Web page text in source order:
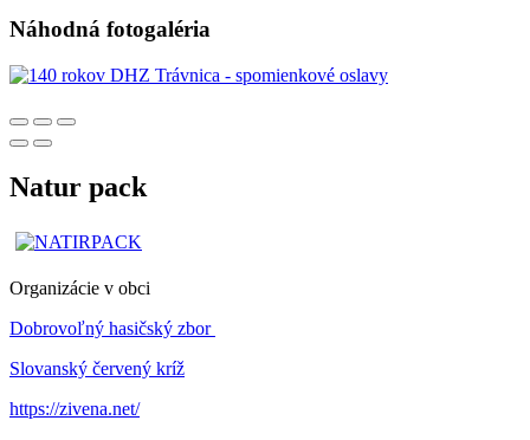
Náhodná fotogaléria
Natur pack
Organizácie v obci
Dobrovoľný hasičský zbor
Slovanský červený kríž
https://zivena.net/